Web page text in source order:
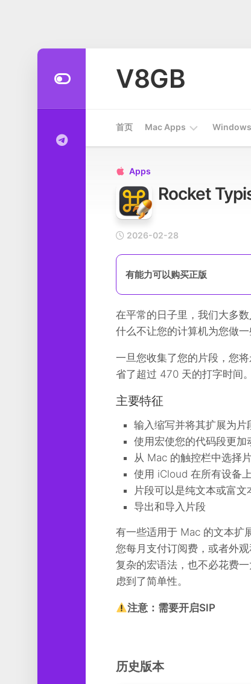
V8GB
首页 Mac Apps
开
系
工
图
形
设
媒
软
娱
乐
Windows
 Apps
Rocket
2026-02-28
有能力可以购买正版
在平常的日子里，我们大多
什么不让您的计算机为您做
一旦您收集了您的片段，您
省了超过 470 天的打字时间。
主要特征
输入缩写并将其扩展为片
使用宏使您的代码段更加
从 Mac 的触控栏中选择
使用 iCloud 在所有设备
片段可以是纯文本或富文
导出和导入片段
有一些适用于 Mac 的文本扩
您每月支付订阅费，或者外
复杂的宏语法，也不必花费
虑到了简单性。
注意：需要开启SIP
历史版本